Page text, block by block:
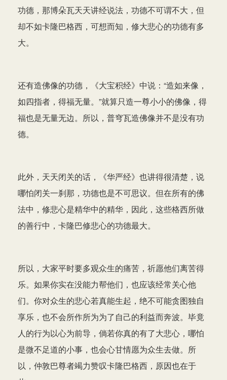
功德，那博朵瓦天天讲经说法，功德不可谓不大，但
却不如卡隆巴格西，可想而知，修大悲心的功德有多
大。
还有造佛像的功德，《大宝积经》中说：“造如来像，
如四指者，得福无量。”就算只造一尊小小的佛像，得
福也是无量无边。所以，普穹瓦造佛像并不是没有功
德。
此外，天天闭关的话，《华严经》也讲得很清楚，说
哪怕闭关一刹那，功德也是不可思议。但在所有的佛
法中，修悲心是精华中的精华，因此，这些格西所做
的善行中，卡隆巴修悲心的功德最大。
所以，大家平时要多观众生的痛苦，祈愿他们离苦得
乐。如果你实在没能力帮他们，也应该经常关心他
们。你对众生的悲心若真能生起，绝不可能贪图独自
享乐，也不会所作所为为了自己的利益而奔波。毕竟
人的行为以心为前导，倘若你真的有了大悲心，哪怕
是微不足道的小事，也会心甘情愿为众生去做。所
以，仲敦巴尊者竭力赞叹卡隆巴格西，原因也在于